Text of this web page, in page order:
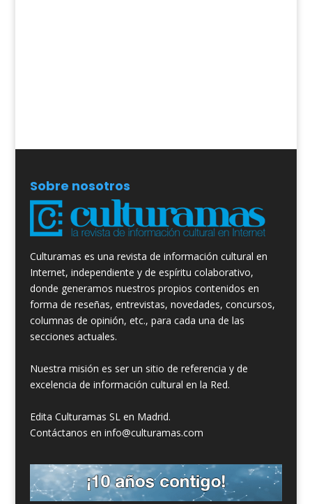
Sobre nosotros
Culturamas es una revista de información cultural en
Internet, independiente y de espíritu colaborativo,
donde generamos nuestros propios contenidos en
forma de reseñas, entrevistas, novedades, concursos,
columnas de opinión, etc., para cada una de las
secciones actuales.
Nuestra misión es ser un sitio de referencia y de
excelencia de información cultural en la Red.
Edita Culturamas SL en Madrid.
Contáctanos en info@culturamas.com